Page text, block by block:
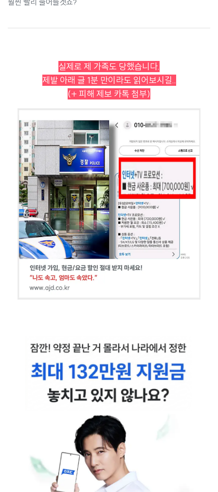
훨씬 빨리 줄어들겟죠?
실제로 제 가족도 당했습니다.
제발 아래 글 1분 만이라도 읽어보시길..
(+ 피해 제보 카톡 첨부)